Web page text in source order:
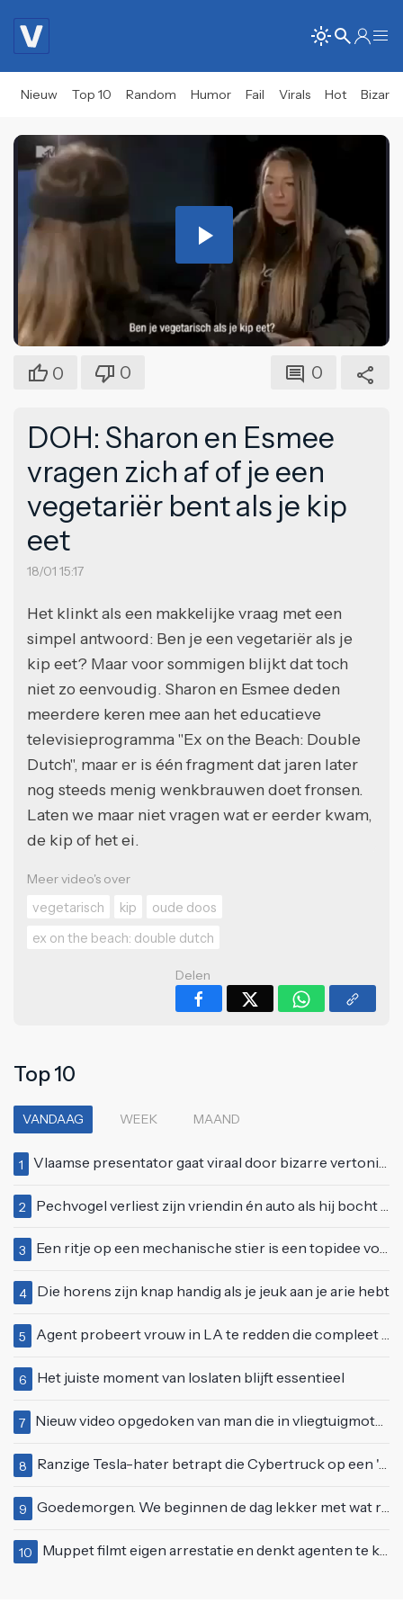
Nieuw Top 10 Random Humor Fail Virals Hot Bizar
Play
Video
0 0 0
DOH: Sharon en Esmee
vragen zich af of je een
vegetariër bent als je kip
eet
18/01 15:17
Het klinkt als een makkelijke vraag met een
simpel antwoord: Ben je een vegetariër als je
kip eet? Maar voor sommigen blijkt dat toch
niet zo eenvoudig. Sharon en Esmee deden
meerdere keren mee aan het educatieve
televisieprogramma "Ex on the Beach: Double
Dutch", maar er is één fragment dat jaren later
nog steeds menig wenkbrauwen doet fronsen.
Laten we maar niet vragen wat er eerder kwam,
de kip of het ei.
Meer video's over
vegetarisch
kip
oude doos
ex on the beach: double dutch
Delen
Top 10
VANDAAG WEEK MAAND
1 Vlaamse presentator gaat viraal door bizarre vertoning op live televisie: "Helemaal stijf van de bloem"
2 Pechvogel verliest zijn vriendin én auto als hij bocht te scherp neemt
3 Een ritje op een mechanische stier is een topidee voor een eerste date
4 Die horens zijn knap handig als je jeuk aan je arie hebt
5 Agent probeert vrouw in LA te redden die compleet van het padje is
6 Het juiste moment van loslaten blijft essentieel
7 Nieuw video opgedoken van man die in vliegtuigmotor springt op vliegveld Milaan
8 Ranzige Tesla-hater betrapt die Cybertruck op een 'speciale bruine coating' trakteert
9 Goedemorgen. We beginnen de dag lekker met wat rek- en strekoefeningen
10 Muppet filmt eigen arrestatie en denkt agenten te kunnen laten schorsen: "Jullie krijgen maandje vakantie"